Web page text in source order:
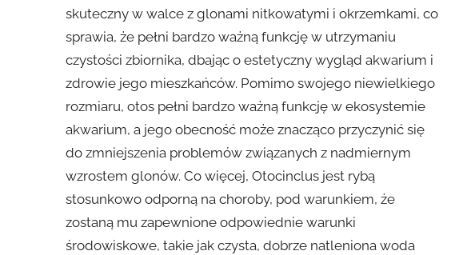
skuteczny w walce z glonami nitkowatymi i okrzemkami, co
sprawia, że pełni bardzo ważną funkcję w utrzymaniu
czystości zbiornika, dbając o estetyczny wygląd akwarium i
zdrowie jego mieszkańców. Pomimo swojego niewielkiego
rozmiaru, otos pełni bardzo ważną funkcję w ekosystemie
akwarium, a jego obecność może znacząco przyczynić się
do zmniejszenia problemów związanych z nadmiernym
wzrostem glonów. Co więcej, Otocinclus jest rybą
stosunkowo odporną na choroby, pod warunkiem, że
zostaną mu zapewnione odpowiednie warunki
środowiskowe, takie jak czysta, dobrze natleniona woda